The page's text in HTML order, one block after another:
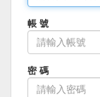
帳 號
密 碼